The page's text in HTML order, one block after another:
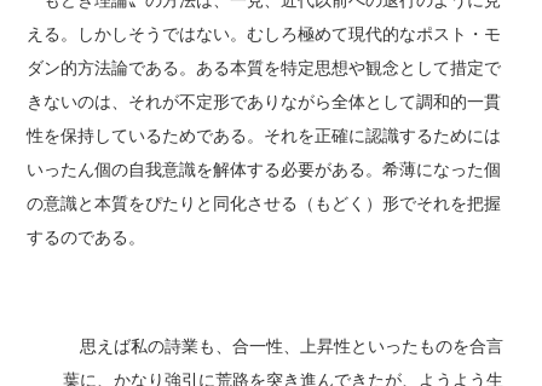
える。しかしそうではない。むしろ極めて現代的なポスト・モ
ダン的方法論である。ある本質を特定思想や観念として措定で
きないのは、それが不定形でありながら全体として調和的一貫
性を保持しているためである。それを正確に認識するためには
いったん個の自我意識を解体する必要がある。希薄になった個
の意識と本質をぴたりと同化させる（もどく）形でそれを把握
するのである。
思えば私の詩業も、合一性、上昇性といったものを合言
葉に、かなり強引に荒路を突き進んできたが、ようよう生